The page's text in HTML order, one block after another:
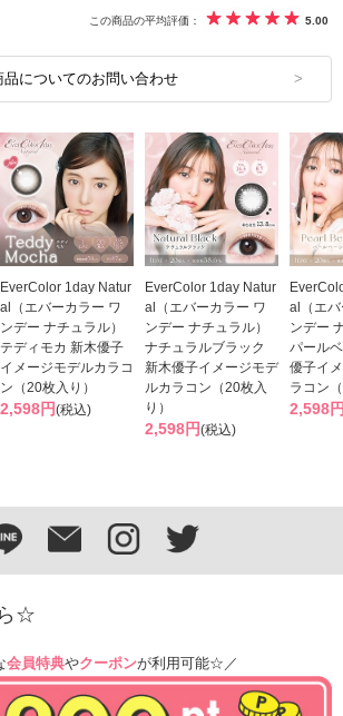
この商品の平均評価： 5.00
品についてのお問い合わせ
EverColor 1day Natur
al（エバーカラー ワ
ンデー ナチュラル）
テディモカ 新木優子
イメージモデルカラコ
ン（20枚入り）
2,598円(税込)
EverColor 1day Natur
al（エバーカラー ワ
ンデー ナチュラル）
ナチュラルブラック
新木優子イメージモデ
ルカラコン（20枚入
り）
2,598円(税込)
al（エ
ンデー
パール
優子イ
ラコン
2,598
☆
会員特典やクーポンが利用可能☆／